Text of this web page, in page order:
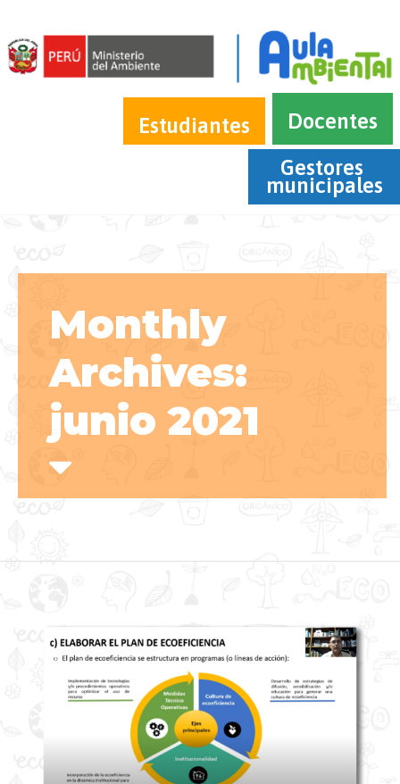
Estudiantes
Docentes
Gestores
municipales
Monthly
Archives:
junio 2021